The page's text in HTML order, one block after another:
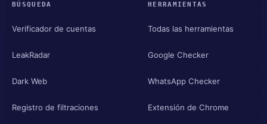
BÚSQUEDA
Verificador de cuentas
LeakRadar
Dark Web
Registro de filtraciones
HERRAMIENTAS
Todas las herramientas
Google Checker
WhatsApp Checker
Extensión de Chrome